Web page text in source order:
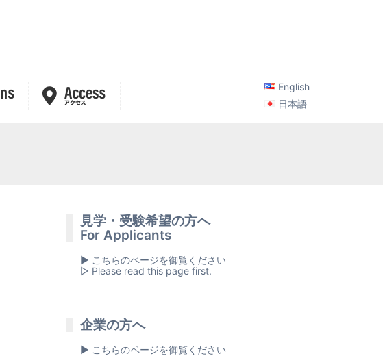
English
日本語
見学・受験希望の方へ
For Applicants
▶ こちらのページを御覧ください
▷ Please read this page first.
企業の方へ
▶ こちらのページを御覧ください